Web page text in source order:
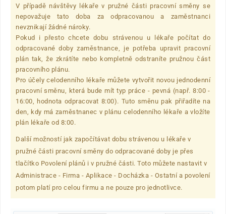
V případě návštěvy lékaře v pružné části pracovní směny se
nepovažuje tato doba za odpracovanou a zaměstnanci
nevznikají žádné nároky.
Pokud i přesto chcete dobu strávenou u lékaře počítat do
odpracované doby zaměstnance, je potřeba upravit pracovní
plán tak, že zkrátíte nebo kompletně odstraníte pružnou část
pracovního plánu.
Pro účely celodenního lékaře můžete vytvořit novou jednodenní
pracovní směnu, která bude mít typ práce - pevná (např. 8:00 -
16:00, hodnota odpracovat 8:00). Tuto směnu pak přiřadíte na
den, kdy má zaměstnanec v plánu celodenního lékaře a vložíte
plán lékaře od 8:00.
Další možností jak započítávat dobu strávenou u lékaře v
pružné části pracovní směny do odpracované doby je přes
tlačítko Povolení plánů i v pružné části. Toto můžete nastavit v
Administrace - Firma - Aplikace - Docházka - Ostatní a povolení
potom platí pro celou firmu a ne pouze pro jednotlivce.